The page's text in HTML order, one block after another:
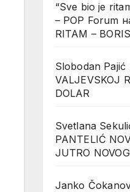
“Sve bio je
– POP Forum
RITAM –
Slobodan Pajić
VALJEVSKOJ
DOLAR
Svetlana
PANTELIĆ
JUTRO
Janko